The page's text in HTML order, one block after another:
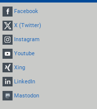
Facebook
X (Twitter)
Instagram
Youtube
Xing
LinkedIn
Mastodon